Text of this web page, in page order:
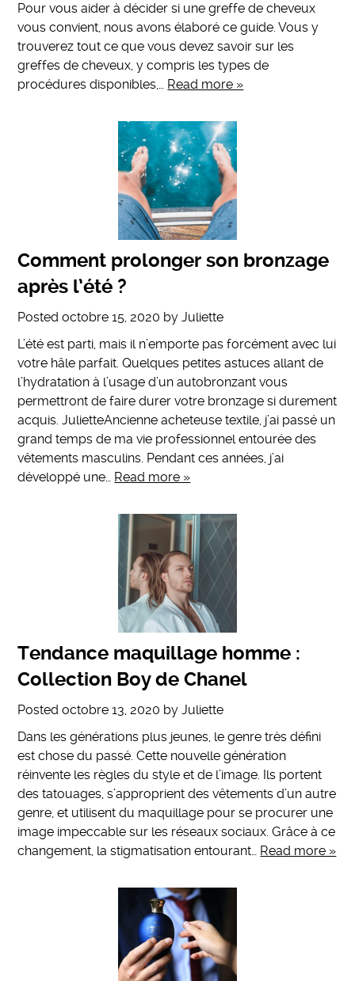
Pour vous aider à décider si une greffe de cheveux
vous convient, nous avons élaboré ce guide. Vous y
trouverez tout ce que vous devez savoir sur les
greffes de cheveux, y compris les types de
procédures disponibles,… Read more »
Comment prolonger son bronzage
après l’été ?
Postedoctobre 15, 2020 byJuliette
L’été est parti, mais il n’emporte pas forcément avec lui
votre hâle parfait. Quelques petites astuces allant de
l’hydratation à l’usage d’un autobronzant vous
permettront de faire durer votre bronzage si durement
acquis. JulietteAncienne acheteuse textile, j’ai passé un
grand temps de ma vie professionnel entourée des
vêtements masculins. Pendant ces années, j’ai
développé une… Read more »
Tendance maquillage homme :
Collection Boy de Chanel
Postedoctobre 13, 2020 byJuliette
Dans les générations plus jeunes, le genre très défini
est chose du passé. Cette nouvelle génération
réinvente les règles du style et de l’image. Ils portent
des tatouages, s’approprient des vêtements d’un autre
genre, et utilisent du maquillage pour se procurer une
image impeccable sur les réseaux sociaux. Grâce à ce
changement, la stigmatisation entourant… Read more »